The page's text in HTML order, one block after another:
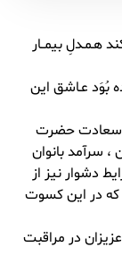
هـمـدلِ بیمــار
بُوَد عـاشق این
سعادت حضرت
، سرآمد بانوان
دشوار نیز از
که در این کسوت
در مراقبت